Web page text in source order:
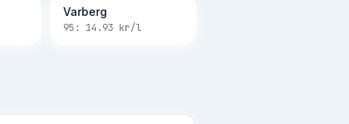
Varberg
95: 14.93 kr/l